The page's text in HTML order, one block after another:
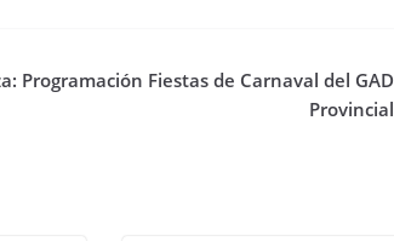
Programación Fiestas de Carnaval del GAD
Provincial